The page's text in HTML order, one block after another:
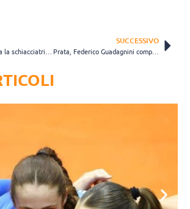
SUCCESSIVO
Prata, Federico Guadagnini completa il reparto liberi: “Un sogno giocare in SuperLega”